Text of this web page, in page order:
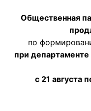
Общественная
по
при
с 21 августа